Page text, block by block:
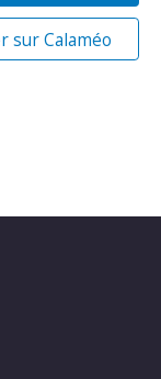
sur Calaméo